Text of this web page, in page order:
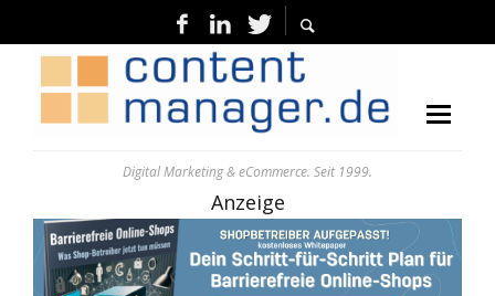
Digital Marketing & eCommerce. Seit 1999.
Anzeige